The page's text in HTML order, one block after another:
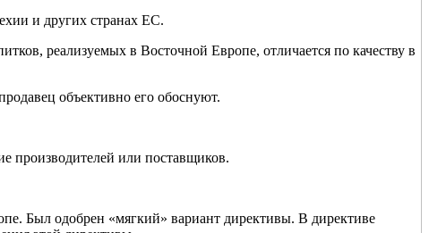
и других странах ЕС.
реализуемых в Восточной Европе, отличается по качеству в
объективно его обоснуют.
производителей или поставщиков.
Был одобрен «мягкий» вариант директивы. В директиве